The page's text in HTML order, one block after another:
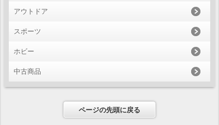
アウトドア
スポーツ
ホビー
中古商品
ページの先頭に戻る